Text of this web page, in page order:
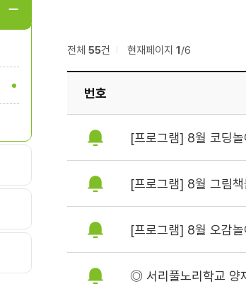
전체 55건 현재페이지 1/6
번호
[프로그램] 8월 코딩
[프로그램] 8월 그림
[프로그램] 8월 오감
◎ 서리풀노리학교 양